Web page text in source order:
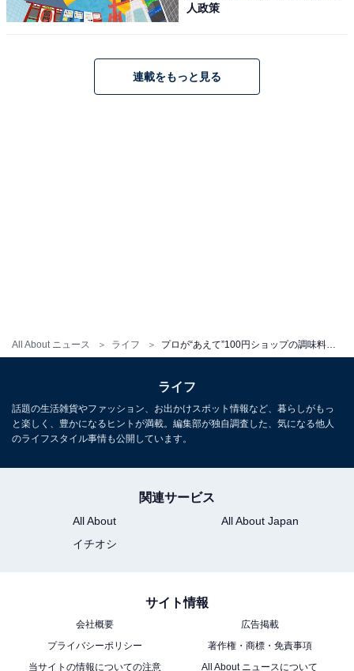
All About ニュース ライフ
ダイソー「エバラ 焼き肉のたれ」税込108円 JANコード：0000049609073
焼き肉のたれといえば、定番中の定番・エバラ。ダイソ
ーでもエバラの商品を購入することができます。100gで
人政策
連載をもっと見る
ライフ
話題の生活雑貨やファッション、お出かけスポット情報など、暮らしがもっ
と楽しく、豊かになるヒントが満載。編集部が独自調査した、気になる他人
のライフスタイル事情も公開しています。
関連サービス
All About
All About Japan
イチオシ
サイト情報
会社概要
広告掲載
プライバシーポリシー
著作権・商標・免責事項
当サイトの情報についての注意
All About ニュースについて